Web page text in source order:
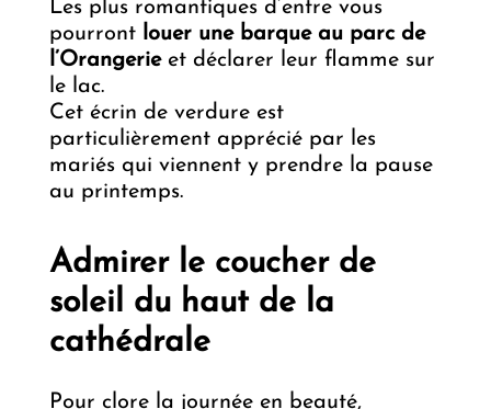
Les plus romantiques d’entre vous
pourront louer une barque au parc de
l’Orangerieet déclarer leur flamme sur
le lac.
Cet écrin de verdure est
particulièrement apprécié par les
mariés qui viennent y prendre la pause
au printemps.
Admirer le coucher de
soleil du haut de la
cathédrale
Pour clore la journée en beauté,